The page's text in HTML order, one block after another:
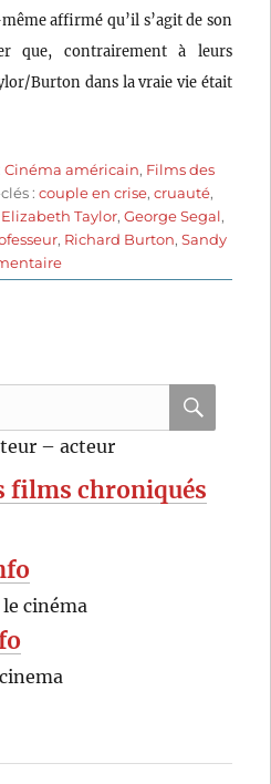
affirmé qu’il s’agit de son
que, contrairement à leurs
Burton dans la vraie vie était
Cinéma américain, Films des
:couple en crise,cruauté,
Elizabeth Taylor,George Segal,
, Richard Burton,Sandy
sur
Qui
de
Nichols
– acteur
films chroniqués
cinéma